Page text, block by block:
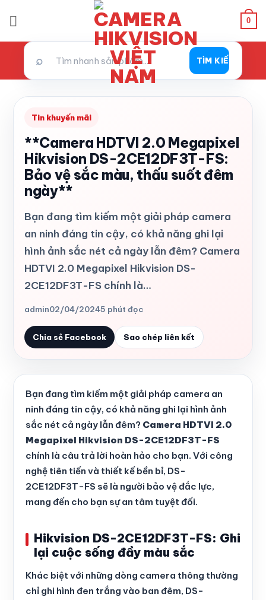
0
⌕ TÌM KIẾM
Tin khuyến mãi
**Camera HDTVI 2.0 Megapixel
Hikvision DS-2CE12DF3T-FS:
Bảo vệ sắc màu, thấu suốt đêm
ngày**
Bạn đang tìm kiếm một giải pháp camera
an ninh đáng tin cậy, có khả năng ghi lại
hình ảnh sắc nét cả ngày lẫn đêm? Camera
HDTVI 2.0 Megapixel Hikvision DS-
2CE12DF3T-FS chính là…
admin02/04/20245 phút đọc
Chia sẻ Facebook Sao chép liên kết
Bạn đang tìm kiếm một giải pháp camera an
ninh đáng tin cậy, có khả năng ghi lại hình ảnh
sắc nét cả ngày lẫn đêm? Camera HDTVI 2.0
Megapixel Hikvision DS-2CE12DF3T-FS
chính là câu trả lời hoàn hảo cho bạn. Với công
nghệ tiên tiến và thiết kế bền bỉ, DS-
2CE12DF3T-FS sẽ là người bảo vệ đắc lực,
mang đến cho bạn sự an tâm tuyệt đối.
Hikvision DS-2CE12DF3T-FS: Ghi
lại cuộc sống đầy màu sắc
Khác biệt với những dòng camera thông thường
chỉ ghi hình đen trắng vào ban đêm, DS-